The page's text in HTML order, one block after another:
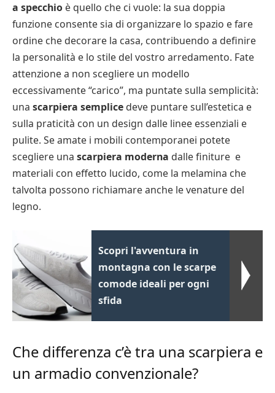
a specchio è quello che ci vuole: la sua doppia
funzione consente sia di organizzare lo spazio e fare
ordine che decorare la casa, contribuendo a definire
la personalità e lo stile del vostro arredamento. Fate
attenzione a non scegliere un modello
eccessivamente “carico”, ma puntate sulla semplicità:
una scarpiera semplice deve puntare sull’estetica e
sulla praticità con un design dalle linee essenziali e
pulite. Se amate i mobili contemporanei potete
scegliere una scarpiera moderna dalle finiture e
materiali con effetto lucido, come la melamina che
talvolta possono richiamare anche le venature del
legno.
Scopri l'avventura in
montagna con le scarpe
comode ideali per ogni
sfida
Che differenza c’è tra una scarpiera e
un armadio convenzionale?